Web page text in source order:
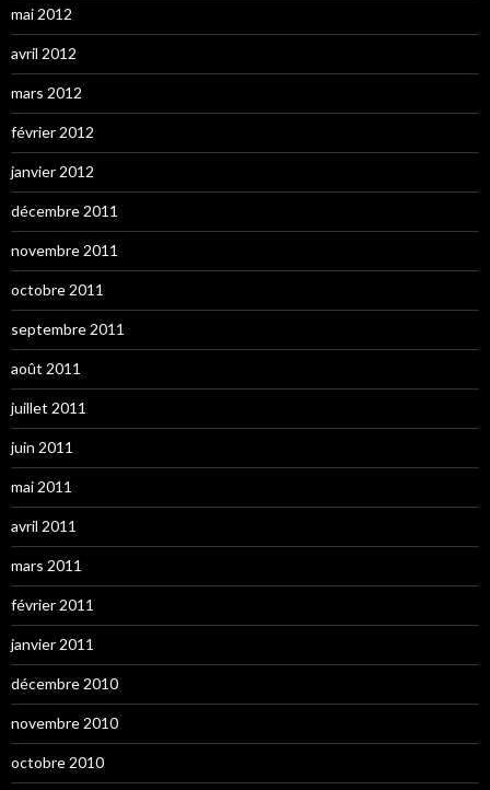
mai 2012
avril 2012
mars 2012
février 2012
janvier 2012
décembre 2011
novembre 2011
octobre 2011
septembre 2011
août 2011
juillet 2011
juin 2011
mai 2011
avril 2011
mars 2011
février 2011
janvier 2011
décembre 2010
novembre 2010
octobre 2010